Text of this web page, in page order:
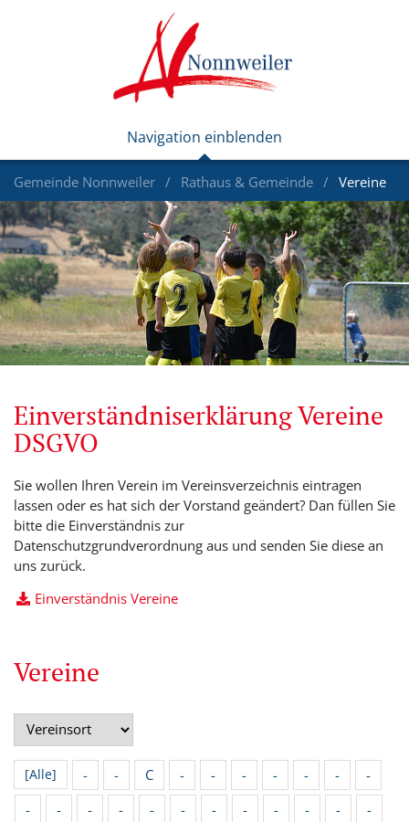
Gemeinde Nonnweiler Rathaus & Gemeinde Vereine
Einverständniserklärung Vereine
DSGVO
Sie wollen Ihren Verein im Vereinsverzeichnis eintragen
lassen oder es hat sich der Vorstand geändert? Dan füllen Sie
bitte die Einverständnis zur
Datenschutzgrundverordnung aus und senden Sie diese an
uns zurück.
Einverständnis Vereine
Vereine
[Alle] - - C - - - - - -
-
-
- - - - - - - - - -
-